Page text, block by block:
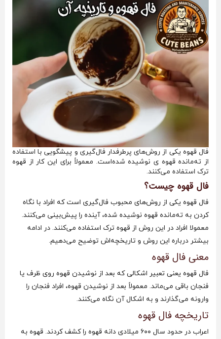
فال قهوه یکی از روش‌های پرطرفدار فال‌گیری و پیشگویی با استفاده
از ته‌مانده قهوه ی نوشیده شده‌است. معمولاً برای این کار از قهوه
ترک استفاده می‌کنند.
فال قهوه چیست؟
فال قهوه یکی از روش‌های محبوب فال‌گیری است که افراد با نگاه
کردن به ته‌مانده قهوه نوشیده شده، آینده را پیش‌بینی می‌کنند.
معمولا افراد در این روش از قهوه ترک استفاده می‌کنند. در ادامه
بیشتر درباره این روش و تاریخچه‌اش توضیح می‌دهیم.
معنی فال قهوه
فال قهوه یعنی تعبیر اشکالی که بعد از نوشیدن قهوه روی ظرف یا
فنجان باقی می‌ماند. معمولاً بعد از نوشیدن قهوه، افراد فنجان را
وارونه می‌گذارند و به اشکال آن نگاه می‌کنند.
تاریخچه فال قهوه
اعراب در حدود سال ۶۰۰ میلادی دانه قهوه را کشف کردند. قهوه به